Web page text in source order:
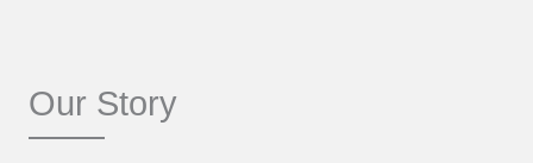
Our Story